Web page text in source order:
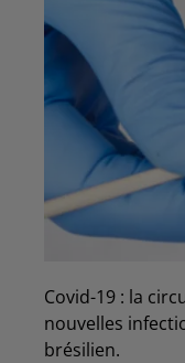
Covid-19 : la
nouvelles
brésilien.